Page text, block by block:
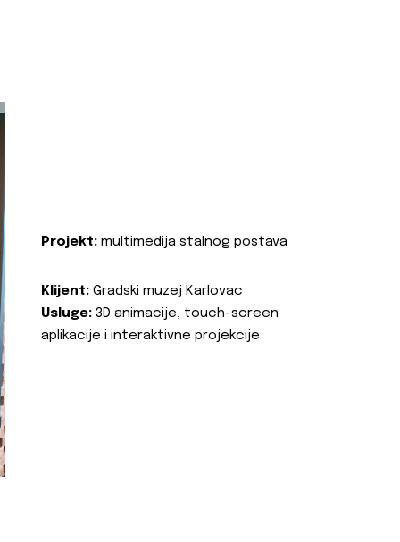
Projekt: multimedija stalnog postava
Klijent: Gradski muzej Karlovac
Usluge: 3D animacije, touch-screen
aplikacije i interaktivne projekcije